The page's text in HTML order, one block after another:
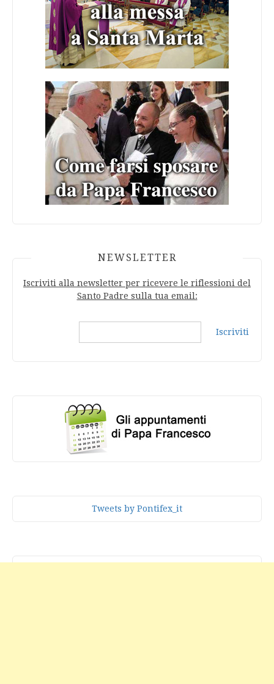
NEWSLETTER
Iscriviti alla newsletter per ricevere le riflessioni del
Santo Padre sulla tua email:
Iscriviti
Tweets by Pontifex_it